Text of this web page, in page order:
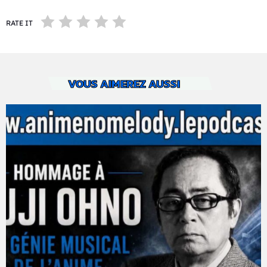
RATE IT
VOUS AIMEREZ AUSSI